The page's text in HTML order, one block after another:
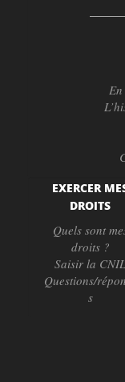
EXERCER
DROITS
Quels sont
droits ?
Saisir la CNIL
Questions/
s